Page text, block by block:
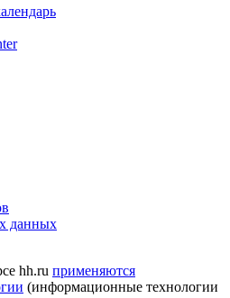
данных
hh.ru применяются
(информационные технологии